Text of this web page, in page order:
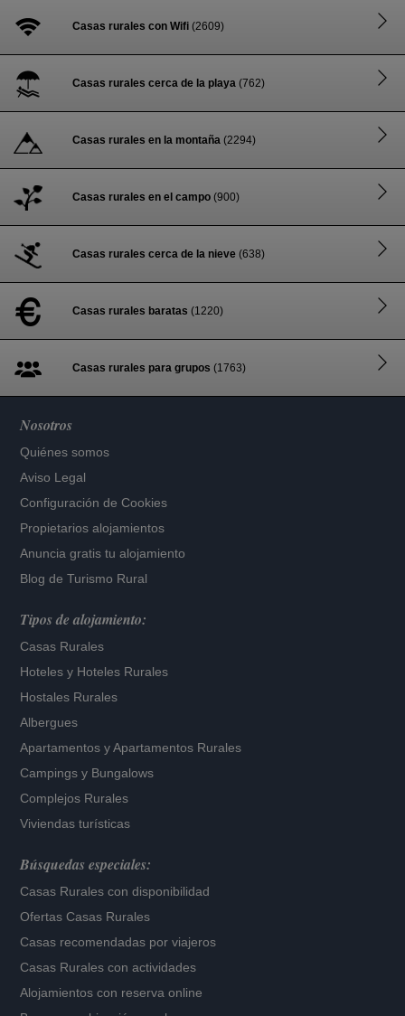
Casas rurales con Wifi (2609)
Casas rurales cerca de la playa (762)
Casas rurales en la montaña (2294)
Casas rurales en el campo (900)
Casas rurales cerca de la nieve (638)
Casas rurales baratas (1220)
Casas rurales para grupos (1763)
Nosotros
Quiénes somos
Aviso Legal
Configuración de Cookies
Propietarios alojamientos
Anuncia gratis tu alojamiento
Blog de Turismo Rural
Tipos de alojamiento:
Casas Rurales
Hoteles y Hoteles Rurales
Hostales Rurales
Albergues
Apartamentos yApartamentos Rurales
Campings y Bungalows
Complejos Rurales
Viviendas turísticas
Búsquedas especiales:
Casas Rurales con disponibilidad
Ofertas Casas Rurales
Casas recomendadas por viajeros
Casas Rurales con actividades
Alojamientos con reserva online